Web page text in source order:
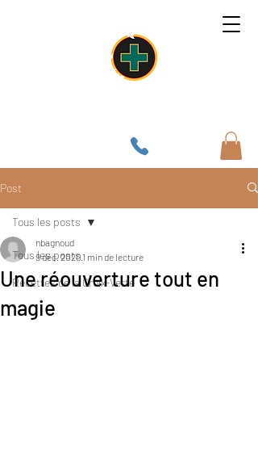
Post
Tous les posts
Recettes de la Croix-Verte
Tous les posts
Une réouverture tout en
magie
nbagnoud
9 déc. 2020 1 min de lecture